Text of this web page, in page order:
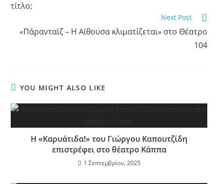
τίτλο;
Next Post
«Πάρανταϊζ – Η Αίθουσα κλιματίζεται» στο Θέατρο
104
YOU MIGHT ALSO LIKE
Η «Καρυάτιδα!» του Γιώργου Καπουτζίδη
επιστρέφει στο θέατρο Κάππα
1 Σεπτεμβρίου, 2025